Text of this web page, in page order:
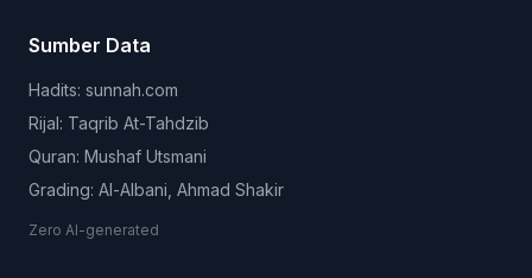
Sumber Data
Hadits: sunnah.com
Rijal: Taqrib At-Tahdzib
Quran: Mushaf Utsmani
Grading: Al-Albani, Ahmad Shakir
Zero AI-generated